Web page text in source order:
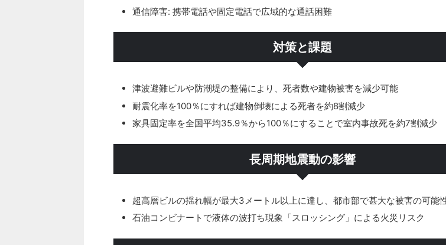
通信障害: 携帯電話や固定電話で広域的な通話困難
対策と課題
津波避難ビルや防潮堤の整備により、死者数や建物被害を減少可能
耐震化率を100％にすれば建物倒壊による死者を約8割減少
家具固定率を全国平均35.9％から100％にすることで室内事故死を約7割減少
長周期地震動の影響
超高層ビルの揺れ幅が最大3メートル以上に達し、都市部で甚大な被害の可能
石油コンビナートで液体の波打ち現象「スロッシング」による火災リスク